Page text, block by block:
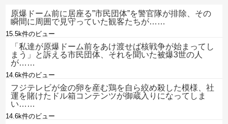
原爆ドーム前に居座る”市民団体”を警官隊が排除、その
瞬間に周囲で見守っていた観客たちが……
15.5k件のビュー
「私達が原爆ドーム前をあけ渡せば核戦争が始まってし
まう」と訴える市民団体、それを聞いた被爆3世の人
が……
14.6k件のビュー
フジテレビが金の卵を産む鶏を自ら絞め殺した模様、社
運を賭けたドル箱コンテンツが御蔵入りになってしま
い……
14.6k件のビュー